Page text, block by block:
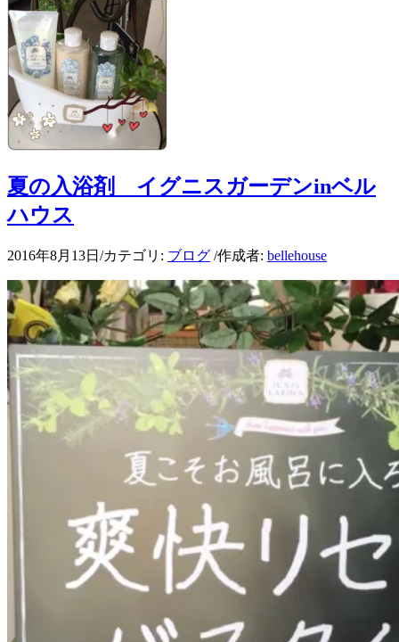
夏の入浴剤 イグニスガーデンinベル
ハウス
2016年8月13日 /カテゴリ: ブログ /作成者: bellehouse